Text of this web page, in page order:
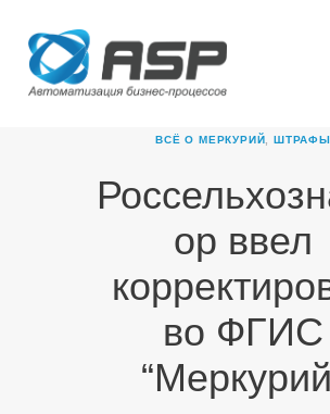
ВСЁ О МЕРКУРИЙ ШТРАФЫ
ор ввел
во ФГИС
ГЛАВНАЯ
О КОМПАНИИ
НОВОСТИ
КАРЬЕРА
ПАРТНЕРЫ
КОНТАКТЫ